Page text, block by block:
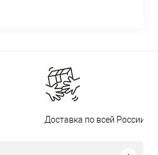
Доставка по всей России